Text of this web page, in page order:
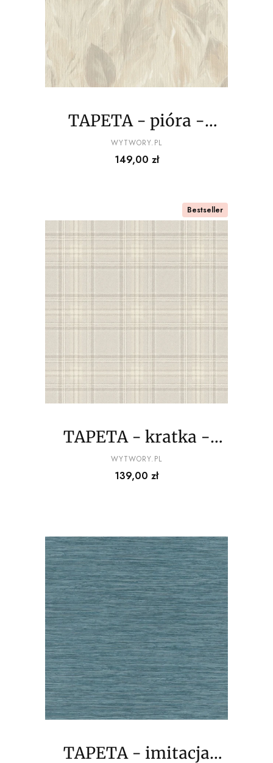
TAPETA - pióra -
odcienie szarego i eqri
PRODUCENT
WYTWORY.PL
Cena
149,00 zł
Bestseller
TAPETA - kratka -
odcienie jasnego
szarego i eqri
PRODUCENT
WYTWORY.PL
Cena
139,00 zł
TAPETA - imitacja